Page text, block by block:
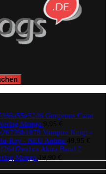
Gorgeous Carat
Manga
Vampire Knigt -
Ray - NEU Anime
Akira Band 2
Manga